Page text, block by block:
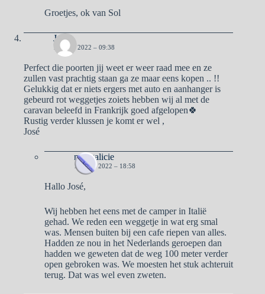
Groetjes, ok van Sol
Jose
19 JULI 2022 – 09:38
Perfect die poorten jij weet er weer raad mee en ze
zullen vast prachtig staan ga ze maar eens kopen .. !!
Gelukkig dat er niets ergers met auto en aanhanger is
gebeurd rot weggetjes zoiets hebben wij al met de
caravan beleefd in Frankrijk goed afgelopen🍀
Rustig verder klussen je komt er wel ,
José
naargalicie
19 JULI 2022 – 18:58
Hallo José,
Wij hebben het eens met de camper in Italië
gehad. We reden een weggetje in wat erg smal
was. Mensen buiten bij een cafe riepen van alles.
Hadden ze nou in het Nederlands geroepen dan
hadden we geweten dat de weg 100 meter verder
open gebroken was. We moesten het stuk achteruit
terug. Dat was wel even zweten.